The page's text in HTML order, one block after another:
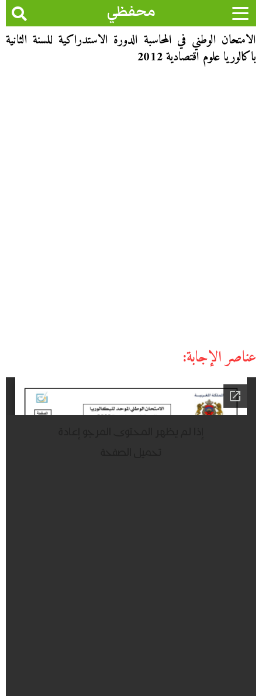
محفظي
الامتحان الوطني في المحاسبة الدورة الاستدراكية للسنة الثانية
باكالوريا علوم اقتصادية 2012
عناصر الإجابة: